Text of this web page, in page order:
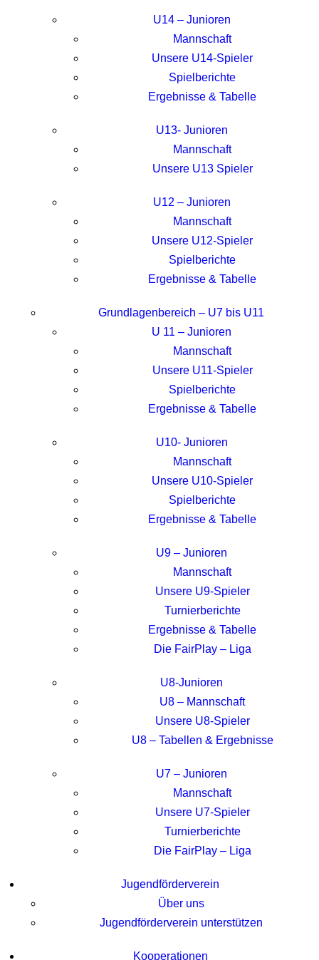
U14 – Junioren
Mannschaft
Unsere U14-Spieler
Spielberichte
Ergebnisse & Tabelle
U13- Junioren
Mannschaft
Unsere U13 Spieler
U12 – Junioren
Mannschaft
Unsere U12-Spieler
Spielberichte
Ergebnisse & Tabelle
Grundlagenbereich – U7 bis U11
U 11 – Junioren
Mannschaft
Unsere U11-Spieler
Spielberichte
Ergebnisse & Tabelle
U10- Junioren
Mannschaft
Unsere U10-Spieler
Spielberichte
Ergebnisse & Tabelle
U9 – Junioren
Mannschaft
Unsere U9-Spieler
Turnierberichte
Ergebnisse & Tabelle
Die FairPlay – Liga
U8-Junioren
U8 – Mannschaft
Unsere U8-Spieler
U8 – Tabellen & Ergebnisse
U7 – Junioren
Mannschaft
Unsere U7-Spieler
Turnierberichte
Die FairPlay – Liga
Jugendförderverein
Über uns
Jugendförderverein unterstützen
Kooperationen